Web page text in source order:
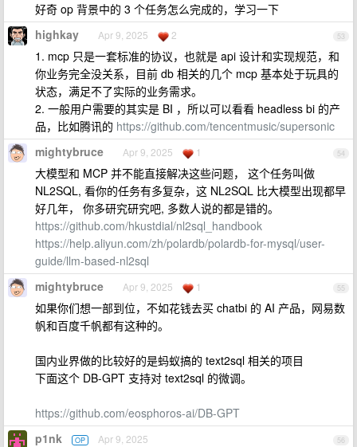
好奇 op 背景中的 3 个任务怎么完成的，学习一下
53
highkay Apr 9, 2025 2
1. mcp 只是一套标准的协议，也就是 api 设计和实现规范，和
你业务完全没关系，目前 db 相关的几个 mcp 基本处于玩具的
状态，满足不了实际的业务需求。
2. 一般用户需要的其实是 BI ，所以可以看看 headless bi 的产
品，比如腾讯的 https://github.com/tencentmusic/supersonic
54
mightybruce Apr 9, 2025 1
大模型和 MCP 并不能直接解决这些问题， 这个任务叫做
NL2SQL, 看你的任务有多复杂，这 NL2SQL 比大模型出现都早
好几年， 你多研究研究吧, 多数人说的都是错的。
https://github.com/hkustdial/nl2sql_handbook
https://help.aliyun.com/zh/polardb/polardb-for-mysql/user-
guide/llm-based-nl2sql
55
mightybruce Apr 9, 2025 1
如果你们想一部到位，不如花钱去买 chatbi 的 AI 产品，网易数
帆和百度千帆都有这种的。
国内业界做的比较好的是蚂蚁搞的 text2sql 相关的项目
下面这个 DB-GPT 支持对 text2sql 的微调。
https://github.com/eosphoros-ai/DB-GPT
56
p1nk OP Apr 9, 2025